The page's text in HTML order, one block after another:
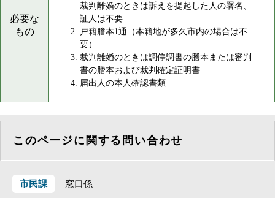
必要な
もの
裁判離婚のときは訴えを提起した人の署名、
証人は不要
戸籍謄本1通（本籍地が多久市内の場合は不
要）
裁判離婚のときは調停調書の謄本または審判
書の謄本および裁判確定証明書
届出人の本人確認書類
このページに関する問い合わせ
市民課 窓口係